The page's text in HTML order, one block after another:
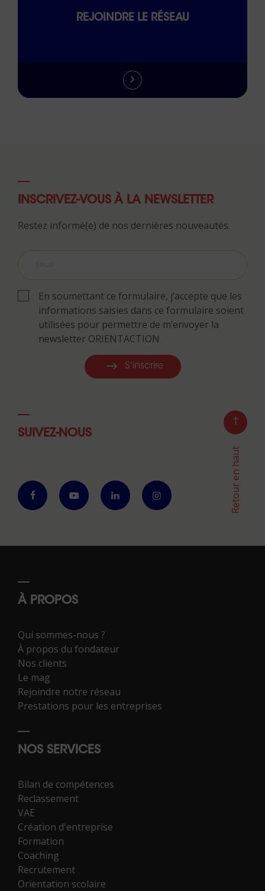
REJOINDRE LE RÉSEAU
INSCRIVEZ-VOUS À LA NEWSLETTER
Restez informé(e) de nos dernières nouveautés.
En soumettant ce formulaire, j’accepte que les
informations saisies dans ce formulaire soient
utilisées pour permettre de m’envoyer la
newsletter ORIENTACTION
S'inscrire
SUIVEZ-NOUS
Retour en haut
À PROPOS
Qui sommes-nous ?
À propos du fondateur
Nos clients
Le mag
Rejoindre notre réseau
Prestations pour les entreprises
NOS SERVICES
Bilan de compétences
Reclassement
VAE
Création d'entreprise
Formation
Coaching
Recrutement
Orientation scolaire